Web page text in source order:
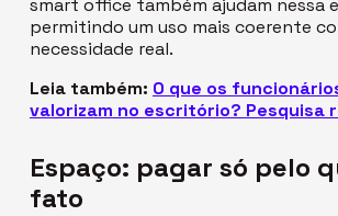
permitindo um uso mais coerente
necessidade real.
Leia também: O que os
valorizam no escritório? Pesquisa
Espaço: pagar só pelo
fato